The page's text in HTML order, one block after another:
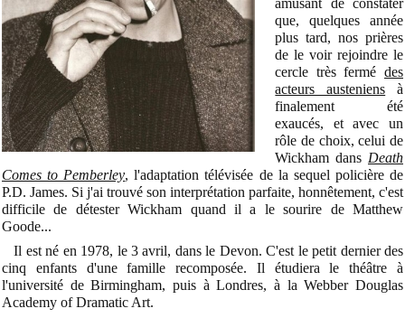
amusant de constater
que, quelques année
plus tard, nos prières
de le voir rejoindre le
cercle très fermé des
acteurs austeniens à
finalement été
exaucés, et avec un
rôle de choix, celui de
Wickham dans Death
Comes to Pemberley, l'adaptation télévisée de la sequel policière de
P.D. James. Si j'ai trouvé son interprétation parfaite, honnêtement, c'est
difficile de détester Wickham quand il a le sourire de Matthew
Goode...
Il est né en 1978, le 3 avril, dans le Devon. C'est le petit dernier des
cinq enfants d'une famille recomposée. Il étudiera le théâtre à
l'université de Birmingham, puis à Londres, à la Webber Douglas
Academy of Dramatic Art.